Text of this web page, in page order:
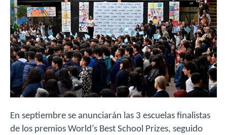
En septiembre se anunciarán las 3 escuelas finalistas
de los premios World’s Best School Prizes, seguido